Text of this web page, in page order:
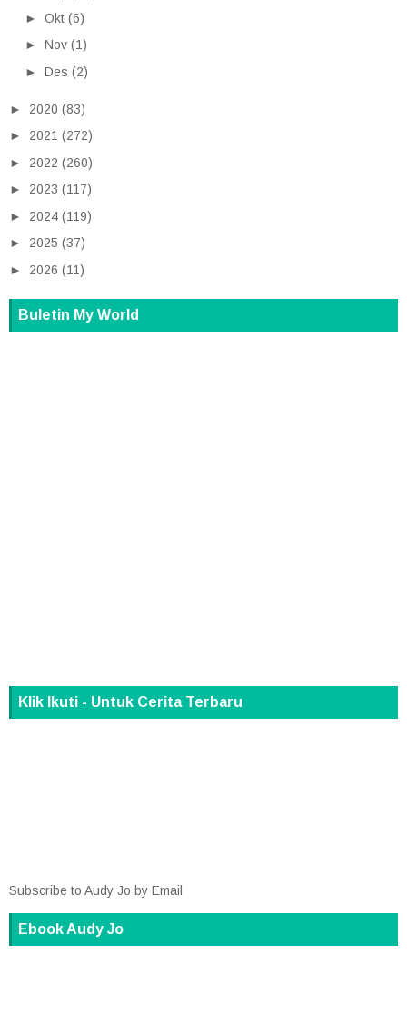
► Okt (6)
► Nov (1)
► Des (2)
► 2020 (83)
► 2021 (272)
► 2022 (260)
► 2023 (117)
► 2024 (119)
► 2025 (37)
► 2026 (11)
Buletin My World
Klik Ikuti - Untuk Cerita Terbaru
Subscribe to Audy Jo by Email
Ebook Audy Jo